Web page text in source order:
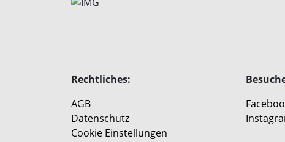
Rechtliches:
AGB
Datenschutz
Cookie Einstellungen